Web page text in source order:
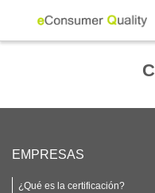
EMPRESAS
¿Qué es la certificación?